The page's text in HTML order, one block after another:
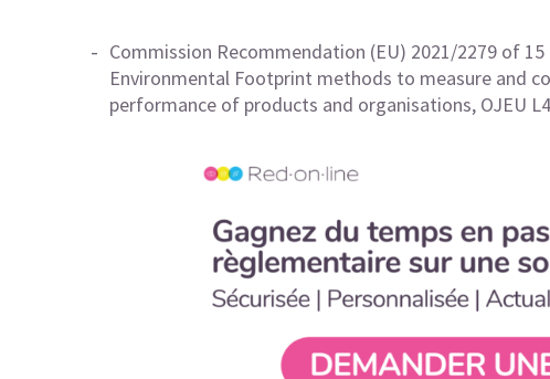
Commission Recommendation (EU) 2021/2279 of
Environmental Footprint methods to measure and
performance of products and organisations, OJEU